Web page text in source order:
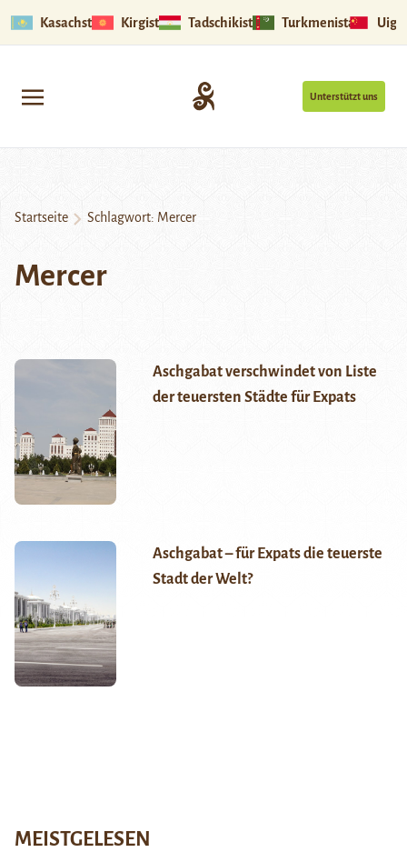
Kasachstan Kirgistan Tadschikistan Turkmenistan
Unterstützt uns
Startseite Schlagwort: Mercer
Mercer
Aschgabat verschwindet von Liste
der teuersten Städte für Expats
Aschgabat – für Expats die teuerste
Stadt der Welt?
MEISTGELESEN